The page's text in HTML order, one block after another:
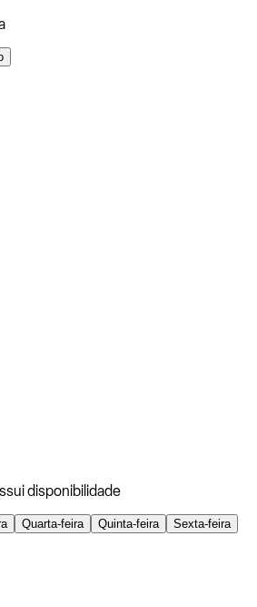
disponibilidade
Quarta-feira Quinta-feira
Sexta-feira